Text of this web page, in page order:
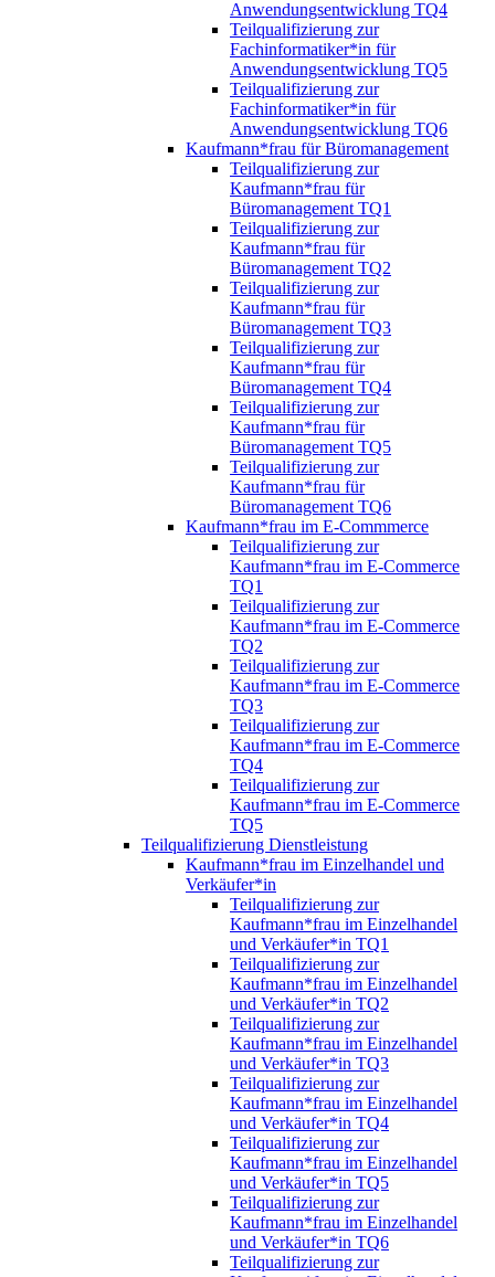
Anwendungsentwicklung TQ4
Teilqualifizierung zur
Fachinformatiker*in für
Anwendungsentwicklung TQ5
Teilqualifizierung zur
Fachinformatiker*in für
Anwendungsentwicklung TQ6
Kaufmann*frau für Büromanagement
Teilqualifizierung zur
Kaufmann*frau für
Büromanagement TQ1
Teilqualifizierung zur
Kaufmann*frau für
Büromanagement TQ2
Teilqualifizierung zur
Kaufmann*frau für
Büromanagement TQ3
Teilqualifizierung zur
Kaufmann*frau für
Büromanagement TQ4
Teilqualifizierung zur
Kaufmann*frau für
Büromanagement TQ5
Teilqualifizierung zur
Kaufmann*frau für
Büromanagement TQ6
Kaufmann*frau im E-Commmerce
Teilqualifizierung zur
Kaufmann*frau im E-Commerce
TQ1
Teilqualifizierung zur
Kaufmann*frau im E-Commerce
TQ2
Teilqualifizierung zur
Kaufmann*frau im E-Commerce
TQ3
Teilqualifizierung zur
Kaufmann*frau im E-Commerce
TQ4
Teilqualifizierung zur
Kaufmann*frau im E-Commerce
TQ5
Teilqualifizierung Dienstleistung
Kaufmann*frau im Einzelhandel und
Verkäufer*in
Teilqualifizierung zur
Kaufmann*frau im Einzelhandel
und Verkäufer*in TQ1
Teilqualifizierung zur
Kaufmann*frau im Einzelhandel
und Verkäufer*in TQ2
Teilqualifizierung zur
Kaufmann*frau im Einzelhandel
und Verkäufer*in TQ3
Teilqualifizierung zur
Kaufmann*frau im Einzelhandel
und Verkäufer*in TQ4
Teilqualifizierung zur
Kaufmann*frau im Einzelhandel
und Verkäufer*in TQ5
Teilqualifizierung zur
Kaufmann*frau im Einzelhandel
und Verkäufer*in TQ6
Teilqualifizierung zur